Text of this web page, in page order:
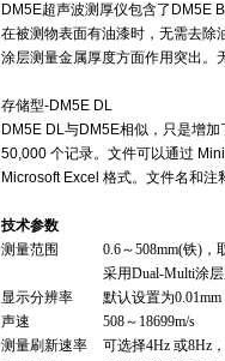
DM5E超声波测厚仪包含了DM5E
在被测物表面有油漆时，无需去除
涂层测量金属厚度方面作用突出。
存储型-DM5E DL
DM5E DL与DM5E相似，只是增
50,000 个记录。文件可以通过
Microsoft Excel 格式。文件名和注
技术参数
测量范围
显示分辨率
声速
测量刷新速率
0.6～508mm(铁)
采用Dual-Multi涂
默认设置为
508～18699m/s
可选择4Hz 或8Hz